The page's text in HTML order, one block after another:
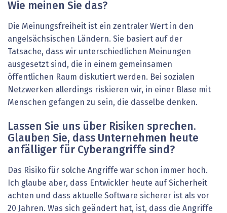
Wie meinen Sie das?
Die Meinungsfreiheit ist ein zentraler Wert in den
angelsächsischen Ländern. Sie basiert auf der
Tatsache, dass wir unterschiedlichen Meinungen
ausgesetzt sind, die in einem gemeinsamen
öffentlichen Raum diskutiert werden. Bei sozialen
Netzwerken allerdings riskieren wir, in einer Blase mit
Menschen gefangen zu sein, die dasselbe denken.
Lassen Sie uns über Risiken sprechen.
Glauben Sie, dass Unternehmen heute
anfälliger für Cyberangriffe sind?
Das Risiko für solche Angriffe war schon immer hoch.
Ich glaube aber, dass Entwickler heute auf Sicherheit
achten und dass aktuelle Software sicherer ist als vor
20 Jahren. Was sich geändert hat, ist, dass die Angriffe